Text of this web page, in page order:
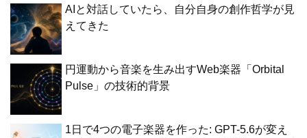
AIと対話していたら、自分自身の創作哲学が見
えてきた
円運動から音楽を生み出すWeb楽器「Orbital
Pulse」の技術的背景
1日で4つの電子楽器を作った: GPT-5.6が変え